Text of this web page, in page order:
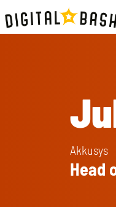
Akkusys
Head